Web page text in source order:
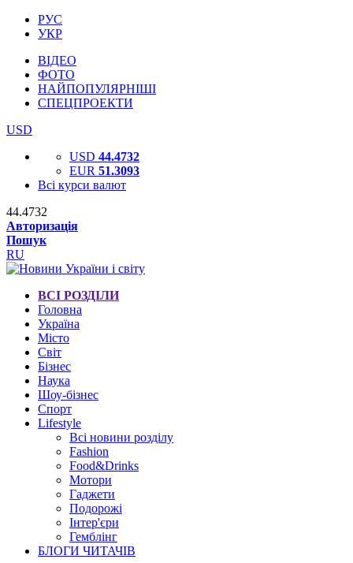
РУС
УКР
ВІДЕО
ФОТО
НАЙПОПУЛЯРНІШІ
СПЕЦПРОЕКТИ
USD
USD 44.4732
EUR 51.3093
Всі курси валют
44.4732
Авторизація
Пошук
RU
ВСІ РОЗДІЛИ
Головна
Україна
Місто
Світ
Бізнес
Наука
Шоу-бізнес
Спорт
Lifestyle
Всі новини розділу
Fashion
Food&Drinks
Мотори
Гаджети
Подорожі
Інтер'єри
Гемблінг
БЛОГИ ЧИТАЧІВ